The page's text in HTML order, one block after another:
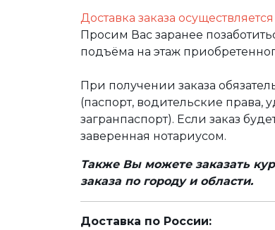
Доставка заказа
Просим Вас заранее
подъёма на этаж
При получении заказа
(паспорт, водительские права,
загранпаспорт). Если заказ
заверенная нотариусом.
Также Вы можете заказать
заказа по городу и области.
Доставка по России: